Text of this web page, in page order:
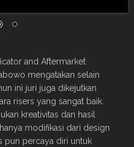
and Aftermarket
mengatakan selain
ini juri juga dikejutkan
risers yang sangat baik.
kreativitas dan hasil
modifikasi dari design
pun percaya diri untuk